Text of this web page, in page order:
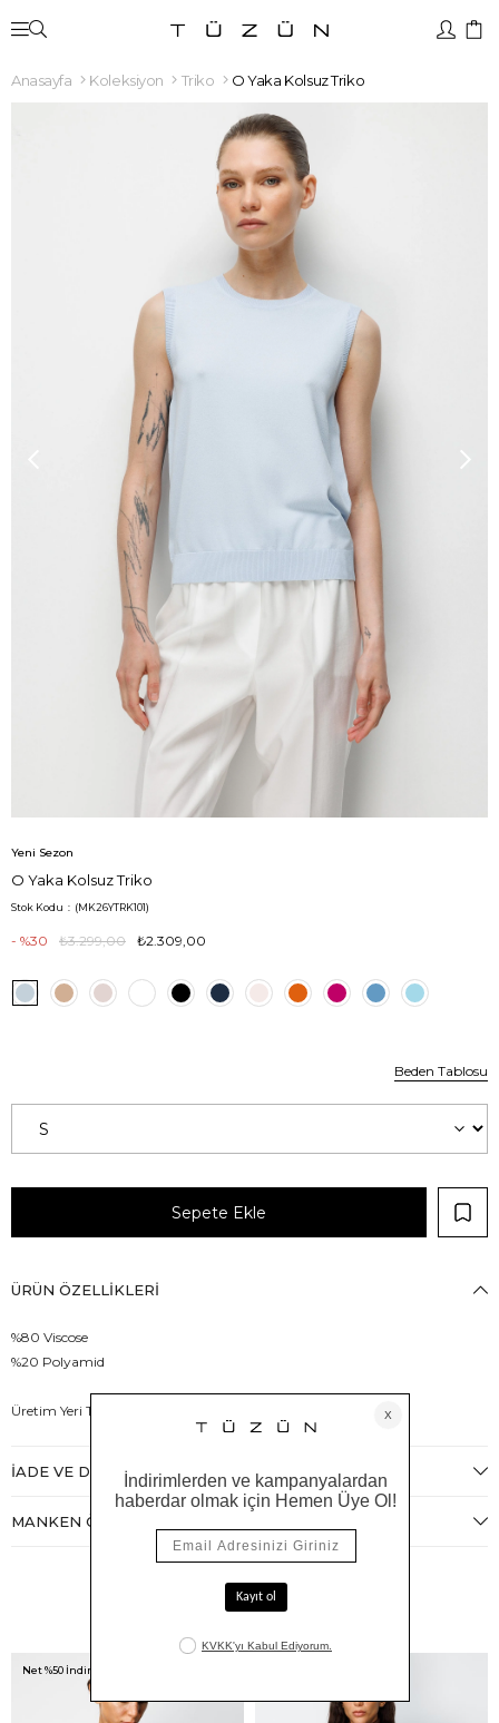
Anasayfa Koleksiyon Triko O Yaka Kolsuz Triko
Yeni Sezon
O Yaka Kolsuz Triko
Stok Kodu (MK26YTRK101)
30 ₺3.299,00 ₺2.309,00
Beden Tablosu
ÜRÜN ÖZELLIKLERI
%80 Viscose
%20 Polyamid
Üretim Yeri Türkiye
İADE VE DEĞIŞIM
MANKEN ÖLÇÜLERI
Benzer Ürünler
Net %50 İndirim!